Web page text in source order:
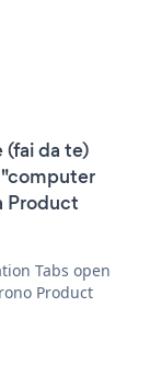
da te)
"computer
Product
Tabs open
Product